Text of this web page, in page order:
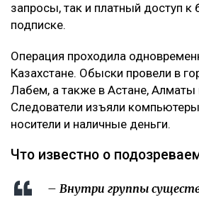
запросы, так и платный доступ к
подписке.
Операция проходила
Казахстане. Обыски провели в
Лабем, а также в Астане, Алматы
Следователи изъяли
носители и наличные деньги.
Что известно о
– Внутри группы